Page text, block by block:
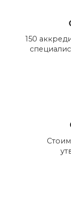
150